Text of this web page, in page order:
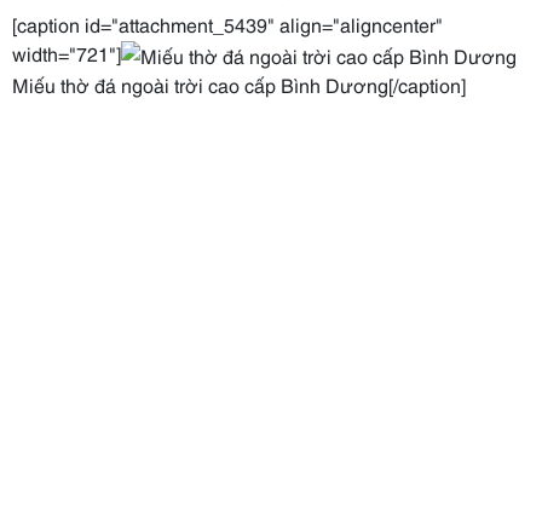
[caption id="attachment_5439" align="aligncenter"
width="721"]
Miếu thờ đá ngoài trời cao cấp Bình Dương[/caption]